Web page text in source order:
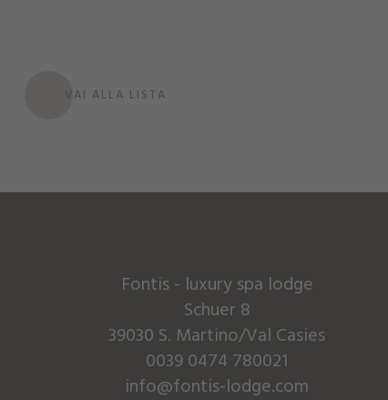
VAI ALLA LISTA
Fontis - luxury spa lodge
Schuer 8
39030 S. Martino/Val Casies
0039 0474 780021
info@fontis-lodge.com